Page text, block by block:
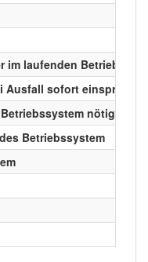
im laufenden Betrieb
Ausfall sofort einspringt
nötig,
Betriebssystem